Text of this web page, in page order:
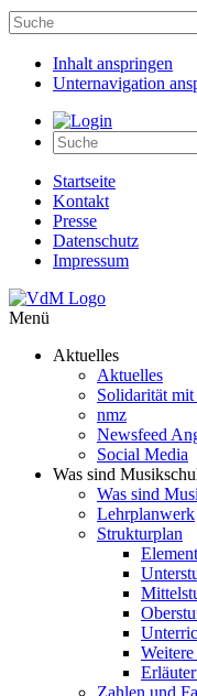
Inhalt anspringen
Unternavigation
Startseite
Kontakt
Presse
Datenschutz
Impressum
Menü
Aktuelles
Aktuelles
Solidarität
nmz
Newsfeed
Social Media
Was sind
Was sind
Lehrplanwerk
Strukturplan
Zahlen und